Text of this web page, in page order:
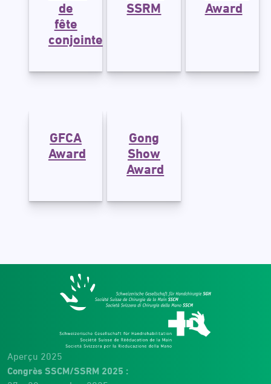
de
fête
conjointe
SSRM
Award
GFCA
Award
Gong
Show
Award
Aperçu 2025
Congrès SSCM/SSRM 2025 :